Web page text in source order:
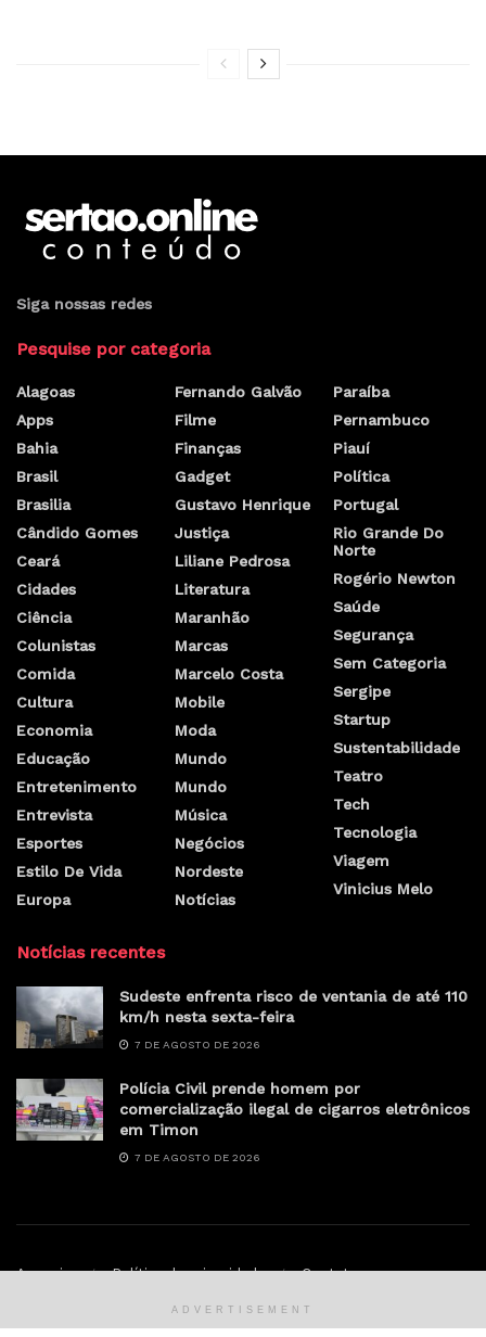
Siga nossas redes
Pesquise por categoria
Alagoas
Apps
Bahia
Brasil
Brasilia
Cândido Gomes
Ceará
Cidades
Ciência
Colunistas
Comida
Cultura
Economia
Educação
Entretenimento
Entrevista
Esportes
Estilo De Vida
Europa
Fernando Galvão
Filme
Finanças
Gadget
Gustavo Henrique
Justiça
Liliane Pedrosa
Literatura
Maranhão
Marcas
Marcelo Costa
Mobile
Moda
Mundo
Mundo
Música
Negócios
Nordeste
Notícias
Paraíba
Pernambuco
Piauí
Política
Portugal
Rio Grande Do
Norte
Rogério Newton
Saúde
Segurança
Sem Categoria
Sergipe
Startup
Sustentabilidade
Teatro
Tech
Tecnologia
Viagem
Vinicius Melo
Notícias recentes
Sudeste enfrenta risco de ventania de até 110
km/h nesta sexta-feira
7 DE AGOSTO DE 2026
Polícia Civil prende homem por
comercialização ilegal de cigarros eletrônicos
em Timon
7 DE AGOSTO DE 2026
Anunciar Política de privacidade Contato
ADVERTISEMENT